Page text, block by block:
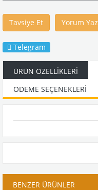
Tavsiye Et Yorum Yaz
Telegram
ÜRÜN ÖZELLIKLERI
ÖDEME SEÇENEKLERI
BENZER ÜRÜNLER